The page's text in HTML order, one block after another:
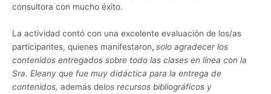
consultora con mucho éxito.
La actividad contó con una excelente evaluación de los/as
participantes, quienes manifestaron, solo agradecer los
contenidos entregados sobre todo las clases en línea con la
Sra. Eleany que fue muy didáctica para la entrega de
contenidos, además delos recursos bibliográficos y